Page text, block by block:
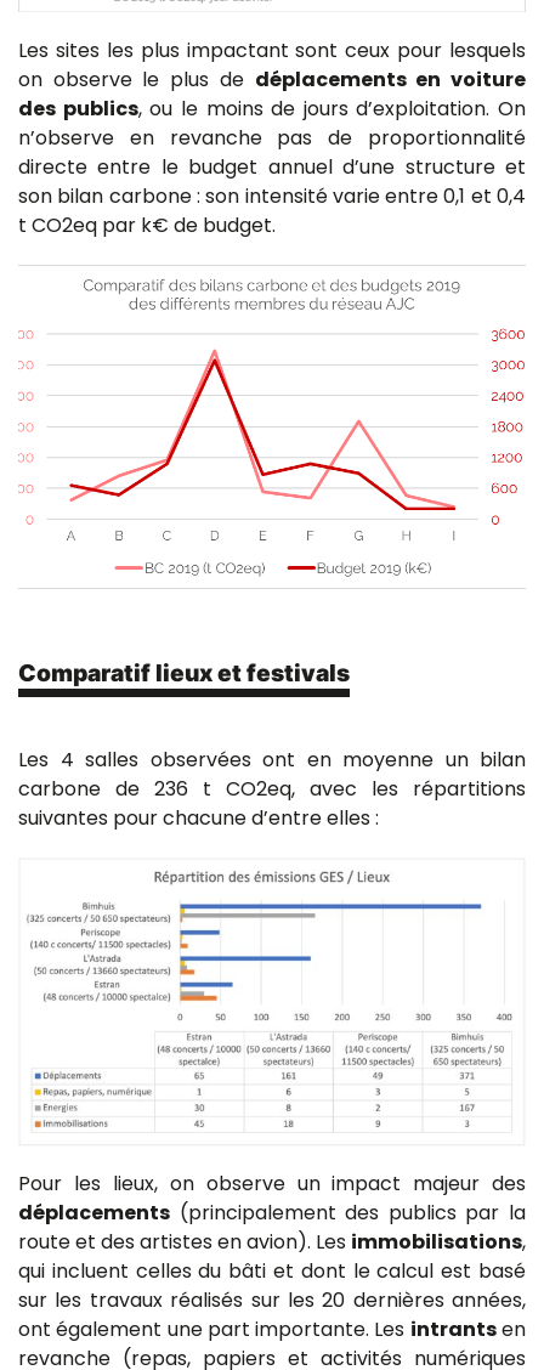
Les sites les plus impactant sont ceux pour lesquels
on observe le plus de déplacements en voiture
des publics, ou le moins de jours d’exploitation. On
n’observe en revanche pas de proportionnalité
directe entre le budget annuel d’une structure et
son bilan carbone : son intensité varie entre 0,1 et 0,4
t CO2eq par k€ de budget.
Comparatif lieux et festivals
Les 4 salles observées ont en moyenne un bilan
carbone de 236 t CO2eq, avec les répartitions
suivantes pour chacune d’entre elles :
Pour les lieux, on observe un impact majeur des
déplacements (principalement des publics par la
route et des artistes en avion). Les immobilisations,
qui incluent celles du bâti et dont le calcul est basé
sur les travaux réalisés sur les 20 dernières années,
ont également une part importante. Les intrantsen
revanche (repas, papiers et activités numériques